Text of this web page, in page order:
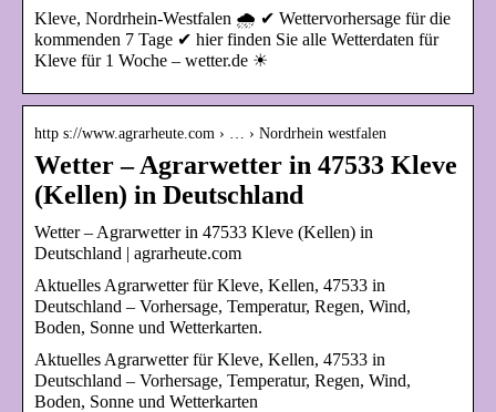
Kleve, Nordrhein-Westfalen 🌧️ ✔ Wettervorhersage für die
kommenden 7 Tage ✔ hier finden Sie alle Wetterdaten für
Kleve für 1 Woche – wetter.de ☀
http s://www.agrarheute.com › … › Nordrhein westfalen
Wetter – Agrarwetter in 47533 Kleve
(Kellen) in Deutschland
Wetter – Agrarwetter in 47533 Kleve (Kellen) in
Deutschland | agrarheute.com
Aktuelles Agrarwetter für Kleve, Kellen, 47533 in
Deutschland – Vorhersage, Temperatur, Regen, Wind,
Boden, Sonne und Wetterkarten.
Aktuelles Agrarwetter für Kleve, Kellen, 47533 in
Deutschland – Vorhersage, Temperatur, Regen, Wind,
Boden, Sonne und Wetterkarten